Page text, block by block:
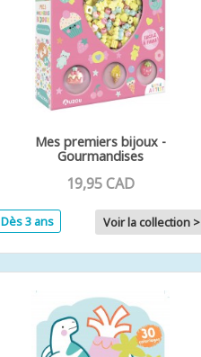
Mes premiers bijoux -
Gourmandises
19,95 CAD
Dès 3 ans Voir la collection >